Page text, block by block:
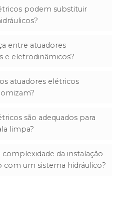
podem substituir
entre atuadores
e eletrodinâmicos?
atuadores elétricos
são adequados para
limpa?
complexidade da instalação
com um sistema hidráulico?